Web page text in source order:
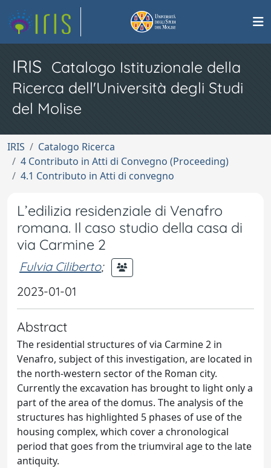
IRIS Catalogo Istituzionale della
Ricerca dell'Università degli Studi
del Molise
IRIS
Catalogo Ricerca
4 Contributo in Atti di Convegno (Proceeding)
4.1 Contributo in Atti di convegno
L’edilizia residenziale di Venafro
romana. Il caso studio della casa di
via Carmine 2
Fulvia Ciliberto;
2023-01-01
Abstract
The residential structures of via Carmine 2 in
Venafro, subject of this investigation, are located in
the north-western sector of the Roman city.
Currently the excavation has brought to light only a
part of the area of the domus. The analysis of the
structures has highlighted 5 phases of use of the
housing complex, which cover a chronological
period that goes from the triumviral age to the late
antiquity.